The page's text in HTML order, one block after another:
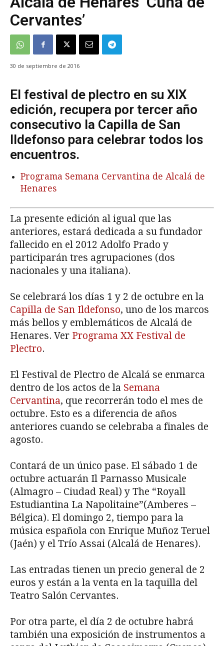
Cervantes’
30 de septiembre de 2016
El festival de plectro en su XIX
edición, recupera por tercer año
consecutivo la Capilla de San
Ildefonso para celebrar todos los
encuentros.
Programa Semana Cervantina de Alcalá de
Henares
La presente edición al igual que las
anteriores, estará dedicada a su fundador
fallecido en el 2012 Adolfo Prado y
participarán tres agrupaciones (dos
nacionales y una italiana).
Se celebrará los días 1 y 2 de octubre en la
Capilla de San Ildefonso, uno de los marcos
más bellos y emblemáticos de Alcalá de
Henares. Ver Programa XX Festival de
Plectro.
El Festival de Plectro de Alcalá se enmarca
dentro de los actos de la Semana
Cervantina, que recorrerán todo el mes de
octubre. Esto es a diferencia de años
anteriores cuando se celebraba a finales de
agosto.
Contará de un único pase. El sábado 1 de
octubre actuarán Il Parnasso Musicale
(Almagro – Ciudad Real) y The “Royall
Estudiantina La Napolitaine”(Amberes –
Bélgica). El domingo 2, tiempo para la
música española con Enrique Muñoz Teruel
(Jaén) y el Trío Assai (Alcalá de Henares).
Las entradas tienen un precio general de 2
euros y están a la venta en la taquilla del
Teatro Salón Cervantes.
Por otra parte, el día 2 de octubre habrá
también una exposición de instrumentos a